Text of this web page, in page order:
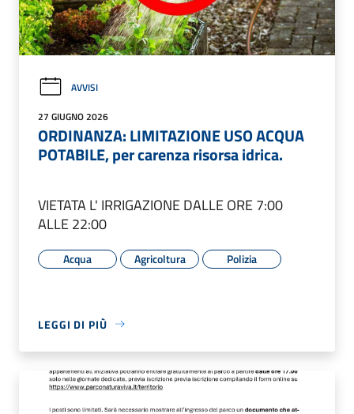
AVVISI
27 GIUGNO 2026
ORDINANZA: LIMITAZIONE USO ACQUA
POTABILE, per carenza risorsa idrica.
VIETATA L' IRRIGAZIONE DALLE ORE 7:00
ALLE 22:00
Acqua Agricoltura Polizia
LEGGI DI PIÙ